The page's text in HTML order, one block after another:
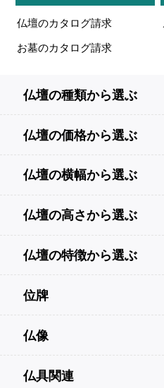
仏壇のカタログ請求
お墓のカタログ請求
仏壇の種類から選ぶ
仏壇の価格から選ぶ
仏壇の横幅から選ぶ
仏壇の高さから選ぶ
仏壇の特徴から選ぶ
位牌
仏像
仏具関連